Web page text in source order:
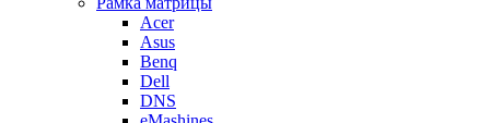
Acer
Asus
Benq
Dell
DNS